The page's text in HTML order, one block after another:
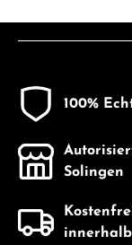
100%
Solingen